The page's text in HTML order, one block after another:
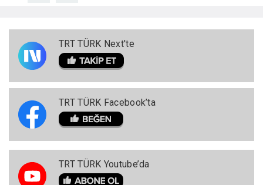
TRT TÜRK Next'te
TRT TÜRK Facebook’ta
TRT TÜRK Youtube’da